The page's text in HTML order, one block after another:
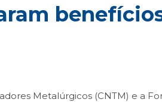
Metalúrgicos (CNTM) e a